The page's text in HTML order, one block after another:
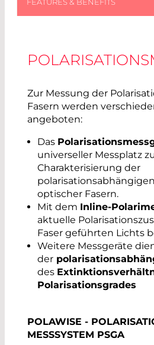
Zur Messung der
Fasern werden
angeboten:
Das
universeller Messplatz
Charakterisierung der
optischer Fasern.
Mit dem Inline-
aktuelle
Faser geführten Lichts
Weitere Messgeräte
der
des
Polarisationsgrades
POLAWISE -
MESSSYSTEM PSGA